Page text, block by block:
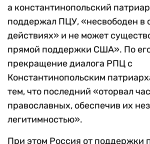
а константинопольский
поддержал ПЦУ, «несвободен в
действиях» и не может
прямой поддержки США». По
прекращение диалога РПЦ с
Константинопольским
тем, что последний «оторвал
православных, обеспечив их
легитимностью».
При этом Россия от поддержки